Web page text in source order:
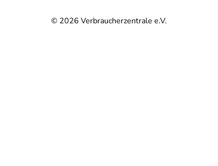
© 2026 Verbraucherzentrale e.V.